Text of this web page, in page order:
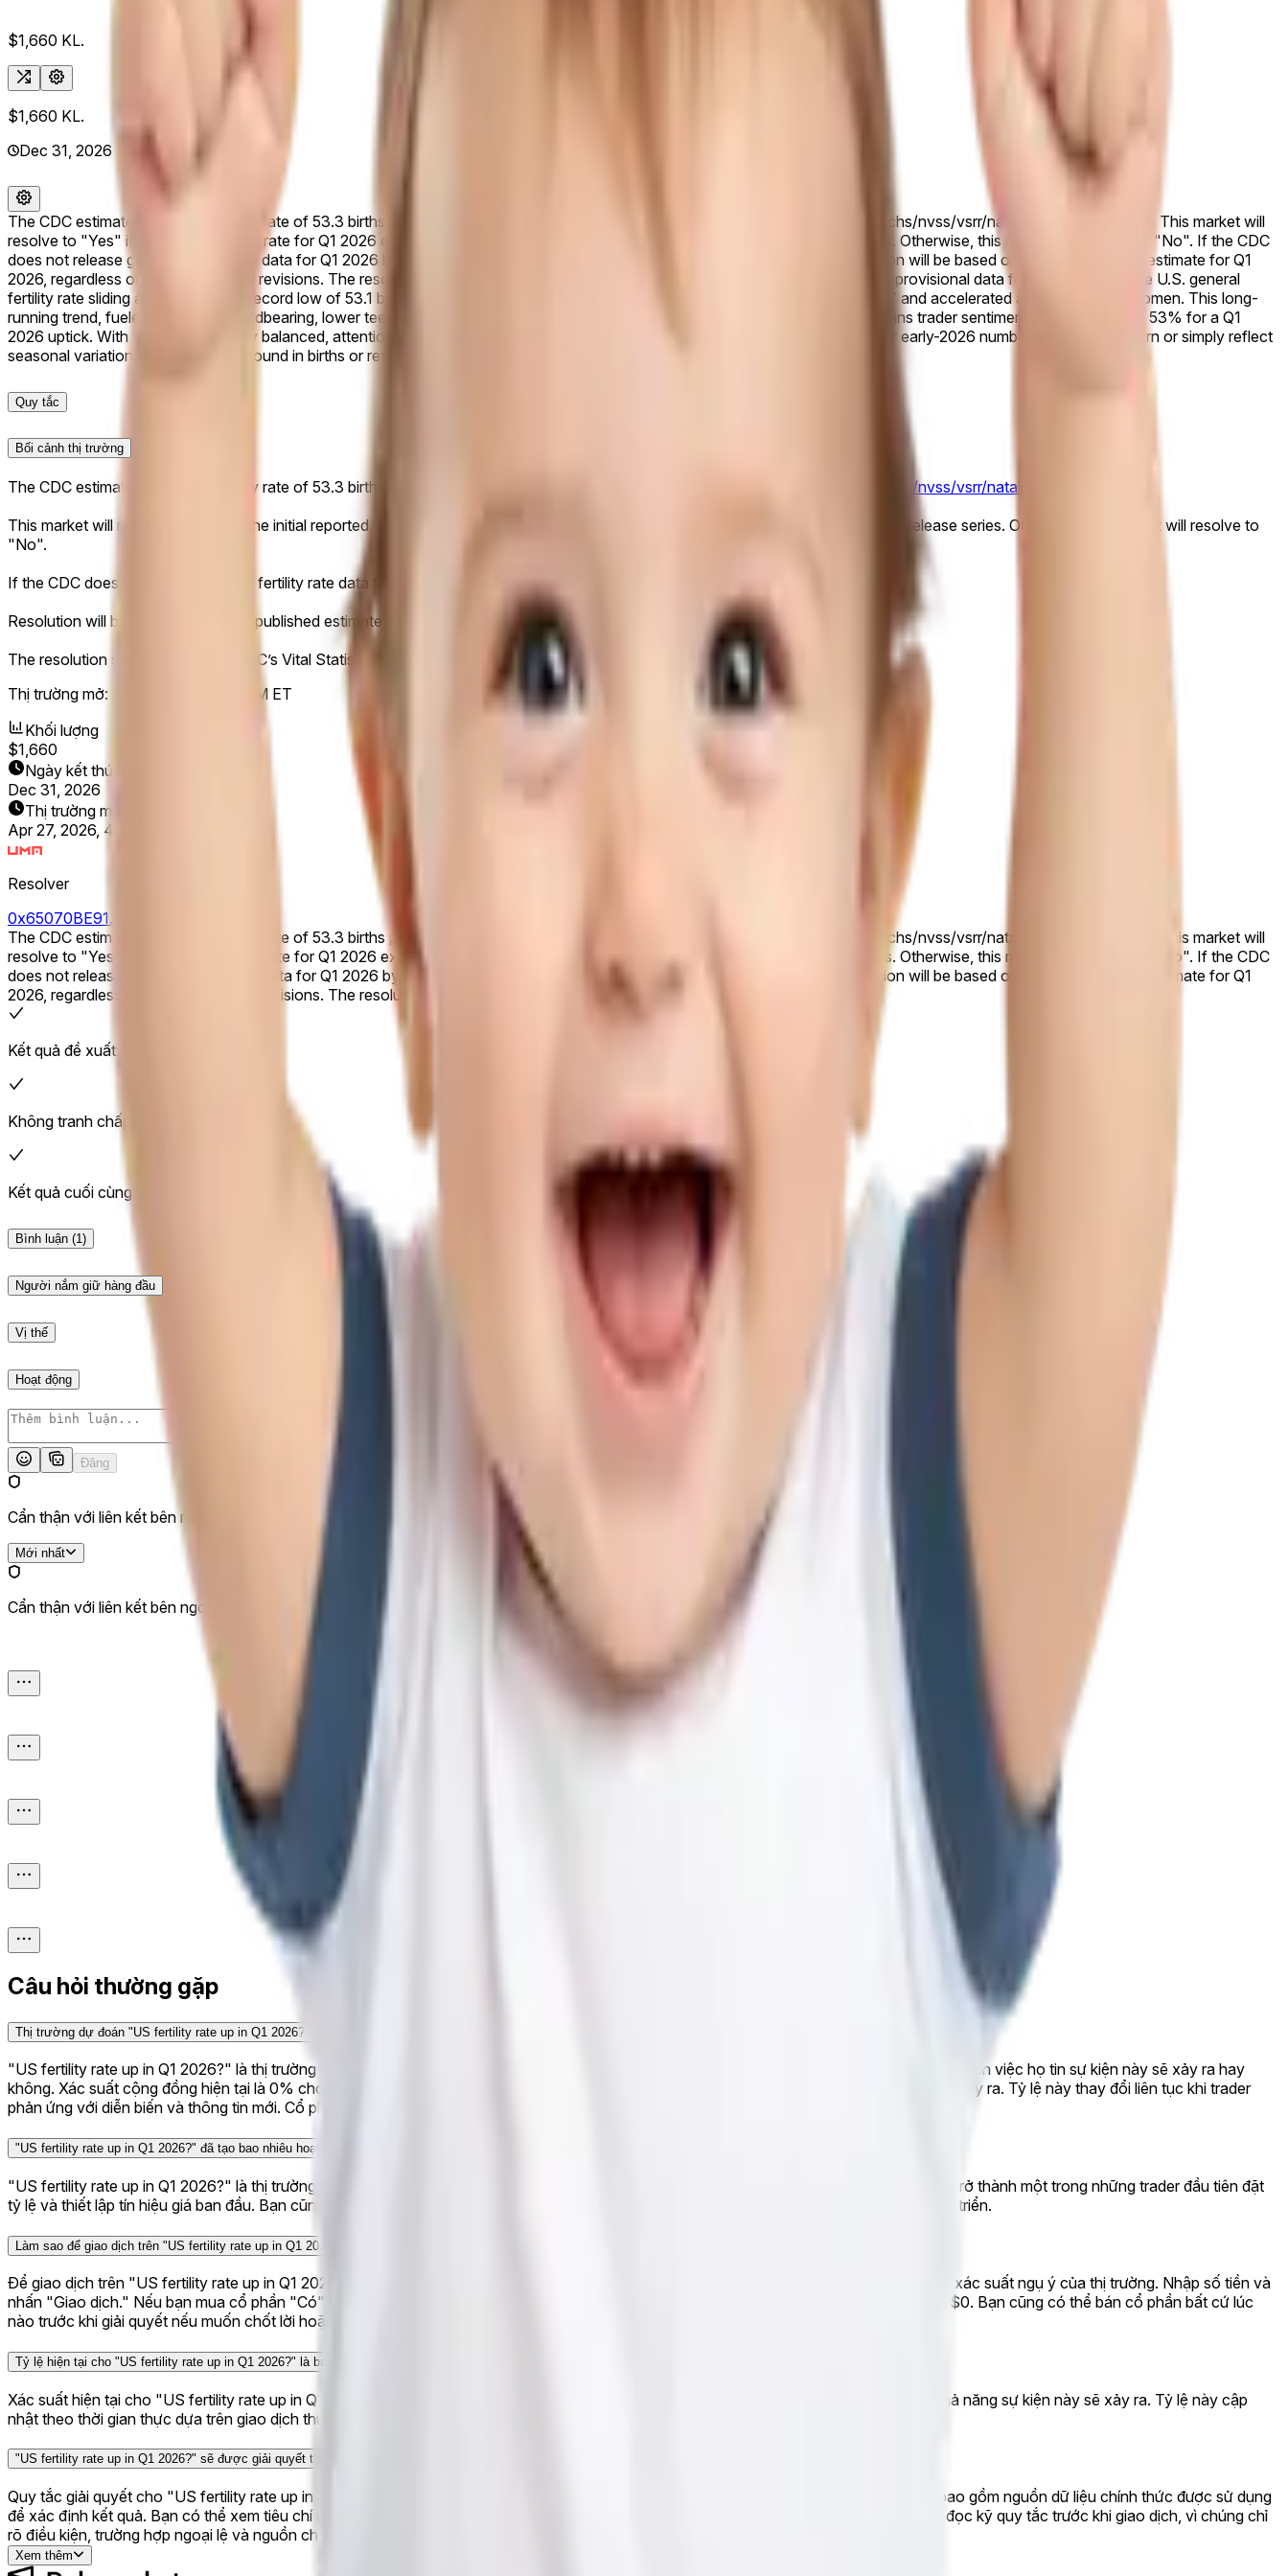
$1,660 KL.
$1,660 KL.
Dec 31, 2026
The CDC estimates a general fertility rate of 53.3 births per 1,000 women aged 15–44 for Q4 2025 (see: https://www.cdc.gov/nchs/nvss/vsrr/natality-dashboard.htm). This market will
resolve to "Yes" if the initial reported rate for Q1 2026 exceeds 53.3, according to the CDC's Vital Statistics Rapid Release series. Otherwise, this market will resolve to "No". If the CDC
does not release general fertility rate data for Q1 2026 by March 31, 2027, 11:59 PM ET, this market will resolve to "No". Resolution will be based on the first published estimate for Q1
2026, regardless of any subsequent revisions. The resolution source will be the CDC’s Vital Statistics Rapid Release.
Recent CDC provisional data for 2025 showed the U.S. general
fertility rate sliding another 1% to a record low of 53.1 births per 1,000 women ages 15-44, extending a decline that began in 2007 and accelerated among younger women. This long-
running trend, fueled by delayed childbearing, lower teen birth rates, and shifting cultural attitudes toward family formation, underpins trader sentiment favoring “No” at 53% for a Q1
2026 uptick. With the market closely balanced, attention now turns to the next CDC quarterly release, which could reveal whether early-2026 numbers break the pattern or simply reflect
seasonal variation. Any surprise rebound in births or revised methodology would quickly shift momentum.
Quy tắc
Bối cảnh thị trường
The CDC estimates a general fertility rate of 53.3 births per 1,000 women aged 15–44 for Q4 2025 (see: https://www.cdc.gov/nchs/nvss/vsrr/natality-dashboard.htm
This market will resolve to "Yes" if the initial reported rate for Q1 2026 exceeds 53.3, according to the CDC's Vital Statistics Rapid Release series. Otherwise, this market will resolve to
"No".
If the CDC does not release general fertility rate data for Q1 2026 by March 31, 2027, 11:59 PM ET, this market will resolve to "No".
Resolution will be based on the first published estimate for Q1 2026, regardless of any subsequent revisions.
The resolution source will be the CDC’s Vital Statistics Rapid Release.
Thị trường mở:
Apr 27, 2026, 4:53 PM ET
Khối lượng
$1,660
Ngày kết thúc
Dec 31, 2026
Thị trường mở
Apr 27, 2026, 4:53 PM ET
Resolver
0x65070BE91...
The CDC estimates a general fertility rate of 53.3 births per 1,000 women aged 15–44 for Q4 2025 (see: https://www.cdc.gov/nchs/nvss/vsrr/natality-dashboard.htm). This market will
resolve to "Yes" if the initial reported rate for Q1 2026 exceeds 53.3, according to the CDC's Vital Statistics Rapid Release series. Otherwise, this market will resolve to "No". If the CDC
does not release general fertility rate data for Q1 2026 by March 31, 2027, 11:59 PM ET, this market will resolve to "No". Resolution will be based on the first published estimate for Q1
2026, regardless of any subsequent revisions. The resolution source will be the CDC’s Vital Statistics Rapid Release.
Kết quả đề xuất: No
Không tranh chấp
Kết quả cuối cùng: No
Bình luận (1)
Người nắm giữ hàng đầu
Vị thế
Hoạt động
Đăng
Cẩn thận với liên kết bên ngoài.
Mới nhất
Cẩn thận với liên kết bên ngoài.
Câu hỏi thường gặp
Thị trường dự đoán "US fertility rate up in Q1 2026?" là gì?
"US fertility rate up in Q1 2026?" là thị trường dự đoán trên Polymarket nơi các nhà giao dịch mua và bán cổ phần "Có" hoặc "Không" dựa trên việc họ tin sự kiện này sẽ xảy ra hay
không. Xác suất cộng đồng hiện tại là 0% cho "Yes." Ví dụ, nếu "Có" ở giá 0¢, thị trường tập thể cho rằng có 0% khả năng sự kiện này sẽ xảy ra. Tỷ lệ này thay đổi liên tục khi trader
phản ứng với diễn biến và thông tin mới. Cổ phần đúng kết quả có thể đổi lấy $1 mỗi cổ phần khi thị trường được giải quyết.
"US fertility rate up in Q1 2026?" đã tạo bao nhiêu hoạt động giao dịch trên Polymarket?
"US fertility rate up in Q1 2026?" là thị trường mới được tạo trên Polymarket, mở vào Apr 27, 2026. Là thị trường sớm, đây là cơ hội để bạn trở thành một trong những trader đầu tiên đặt
tỷ lệ và thiết lập tín hiệu giá ban đầu. Bạn cũng có thể đánh dấu trang này để theo dõi khối lượng và hoạt động giao dịch khi thị trường phát triển.
Làm sao để giao dịch trên "US fertility rate up in Q1 2026?"?
Để giao dịch trên "US fertility rate up in Q1 2026?," chỉ cần chọn bạn tin câu trả lời là "Có" hay "Không." Mỗi phía có giá hiện tại phản ánh xác suất ngụ ý của thị trường. Nhập số tiền và
nhấn "Giao dịch." Nếu bạn mua cổ phần "Có" và kết quả là "Có," mỗi cổ phần trả $1. Nếu kết quả là "Không," cổ phần "Có" của bạn trả $0. Bạn cũng có thể bán cổ phần bất cứ lúc
nào trước khi giải quyết nếu muốn chốt lời hoặc cắt lỗ.
Tỷ lệ hiện tại cho "US fertility rate up in Q1 2026?" là bao nhiêu?
Xác suất hiện tại cho "US fertility rate up in Q1 2026?" là 0% cho "Yes." Điều này có nghĩa cộng đồng Polymarket hiện tin rằng có 0% khả năng sự kiện này sẽ xảy ra. Tỷ lệ này cập
nhật theo thời gian thực dựa trên giao dịch thực tế, cung cấp tín hiệu liên tục cập nhật về điều thị trường kỳ vọng sẽ xảy ra.
"US fertility rate up in Q1 2026?" sẽ được giải quyết thế nào?
Quy tắc giải quyết cho "US fertility rate up in Q1 2026?" định nghĩa chính xác điều gì cần xảy ra để mỗi kết quả được tuyên bố thắng — bao gồm nguồn dữ liệu chính thức được sử dụng
để xác định kết quả. Bạn có thể xem tiêu chí giải quyết đầy đủ trong phần "Quy tắc" trên trang này phía trên bình luận. Chúng tôi khuyên đọc kỹ quy tắc trước khi giao dịch, vì chúng chỉ
rõ điều kiện, trường hợp ngoại lệ và nguồn chính xác quản lý cách thị trường được thanh toán.
Xem thêm